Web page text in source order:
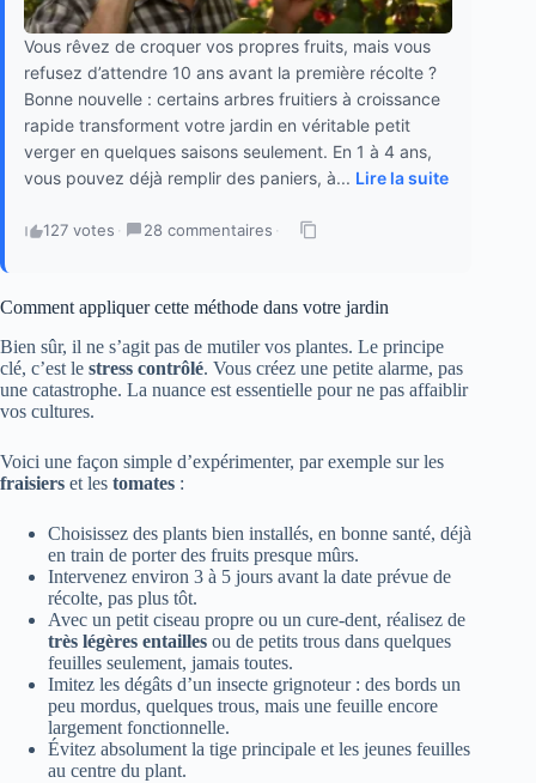
Vous rêvez de croquer vos propres fruits, mais vous
refusez d’attendre 10 ans avant la première récolte ?
Bonne nouvelle : certains arbres fruitiers à croissance
rapide transforment votre jardin en véritable petit
verger en quelques saisons seulement. En 1 à 4 ans,
vous pouvez déjà remplir des paniers, à... Lire la suite
127 votes · 28 commentaires ·
Comment appliquer cette méthode dans votre jardin
Bien sûr, il ne s’agit pas de mutiler vos plantes. Le principe
clé, c’est le stress contrôlé. Vous créez une petite alarme, pas
une catastrophe. La nuance est essentielle pour ne pas affaiblir
vos cultures.
Voici une façon simple d’expérimenter, par exemple sur les
fraisiers et les tomates :
Choisissez des plants bien installés, en bonne santé, déjà
en train de porter des fruits presque mûrs.
Intervenez environ 3 à 5 jours avant la date prévue de
récolte, pas plus tôt.
Avec un petit ciseau propre ou un cure-dent, réalisez de
très légères entailles ou de petits trous dans quelques
feuilles seulement, jamais toutes.
Imitez les dégâts d’un insecte grignoteur : des bords un
peu mordus, quelques trous, mais une feuille encore
largement fonctionnelle.
Évitez absolument la tige principale et les jeunes feuilles
au centre du plant.